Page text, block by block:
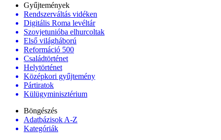
Gyűjtemények
Rendszerváltás vidéken
Digitális Roma levéltár
Szovjetunióba elhurcoltak
Első világháború
Reformáció 500
Családtörténet
Helytörténet
Középkori gyűjtemény
Pártiratok
Külügyminisztérium
Böngészés
Adatbázisok A-Z
Kategóriák